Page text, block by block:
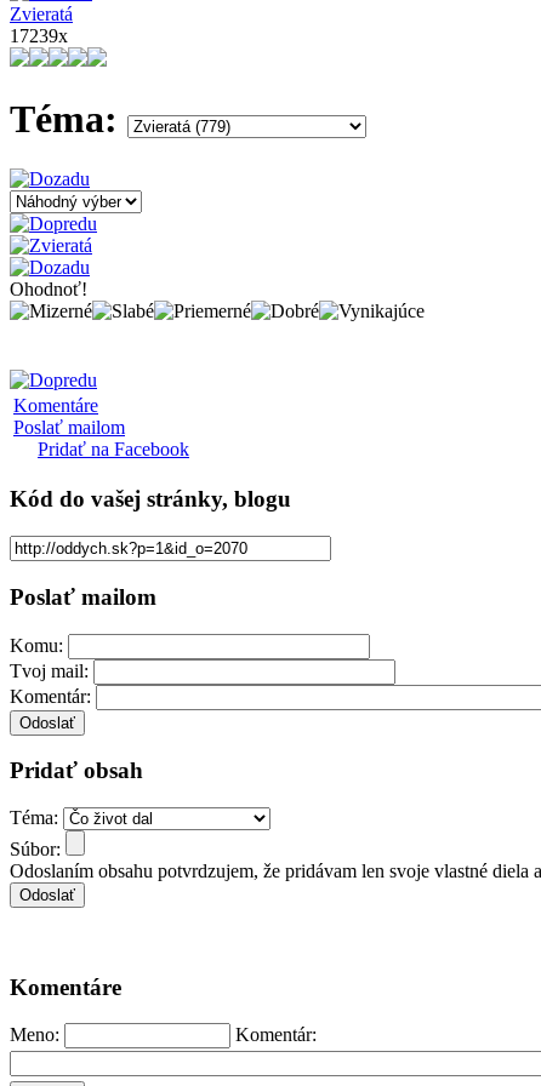
Zvieratá
17239x
Téma:
Ohodnoť!
Komentáre
Poslať mailom
Pridať na Facebook
Kód do vašej stránky, blogu
Poslať mailom
Komu:
Tvoj mail:
Komentár:
Pridať obsah
Téma:
Súbor:
Odoslaním obsahu potvrdzujem, že pridávam len svoje vlastné diela
Komentáre
Meno:
Komentár: